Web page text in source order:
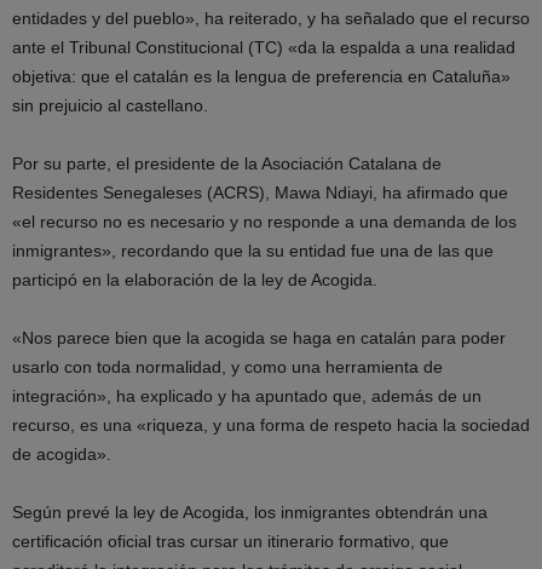
entidades y del pueblo», ha reiterado, y ha señalado que el recurso
ante el Tribunal Constitucional (TC) «da la espalda a una realidad
objetiva: que el catalán es la lengua de preferencia en Cataluña»
sin prejuicio al castellano.
Por su parte, el presidente de la Asociación Catalana de
Residentes Senegaleses (ACRS), Mawa Ndiayi, ha afirmado que
«el recurso no es necesario y no responde a una demanda de los
inmigrantes», recordando que la su entidad fue una de las que
participó en la elaboración de la ley de Acogida.
«Nos parece bien que la acogida se haga en catalán para poder
usarlo con toda normalidad, y como una herramienta de
integración», ha explicado y ha apuntado que, además de un
recurso, es una «riqueza, y una forma de respeto hacia la sociedad
de acogida».
Según prevé la ley de Acogida, los inmigrantes obtendrán una
certificación oficial tras cursar un itinerario formativo, que